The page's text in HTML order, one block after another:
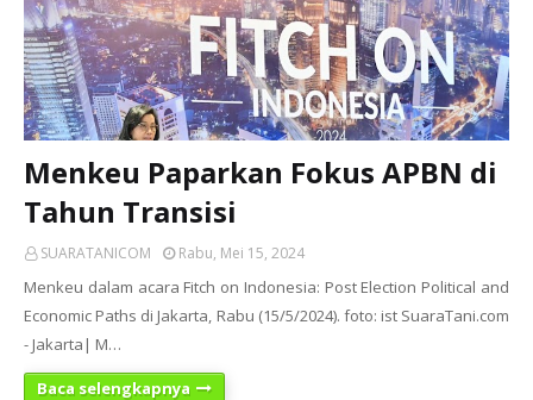
Menkeu Paparkan Fokus APBN di
Tahun Transisi
SUARATANICOM Rabu, Mei 15, 2024
Menkeu dalam acara Fitch on Indonesia: Post Election Political and
Economic Paths di Jakarta, Rabu (15/5/2024). foto: ist SuaraTani.com
- Jakarta| M…
Baca selengkapnya